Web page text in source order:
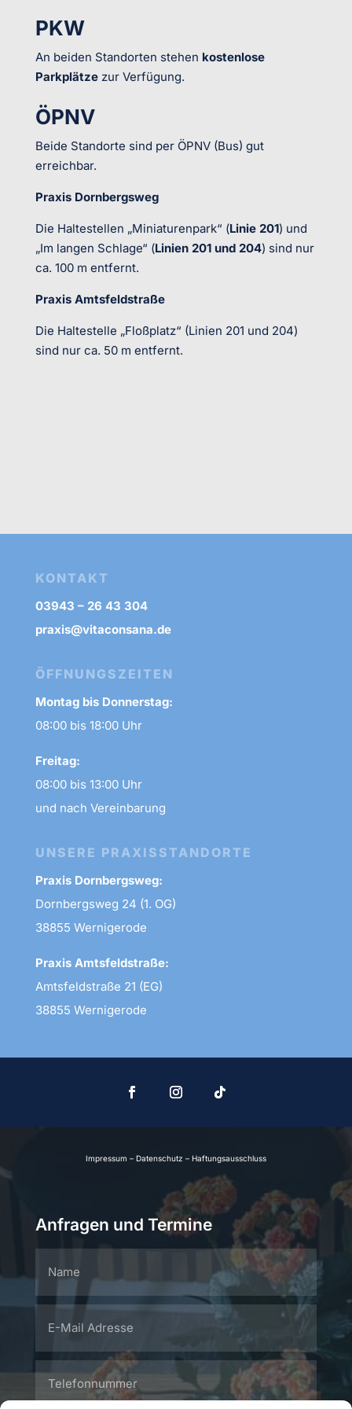
PKW
An beiden Standorten stehen kostenlose
Parkplätzezur Verfügung.
ÖPNV
Beide Standorte sind per ÖPNV (Bus) gut
erreichbar.
Praxis Dornbergsweg
Die Haltestellen „Miniaturenpark“ (Linie 201) und
„Im langen Schlage“ (Linien 201 und 204) sind nur
ca. 100 m entfernt.
Praxis Amtsfeldstraße
Die Haltestelle „Floßplatz“ (Linien 201 und 204)
sind nur ca. 50 m entfernt.
KONTAKT
03943 – 26 43 304
praxis@vitaconsana.de
ÖFFNUNGSZEITEN
Montag bis Donnerstag:
08:00 bis 18:00 Uhr
Freitag:
08:00 bis 13:00 Uhr
und nach Vereinbarung
UNSERE PRAXISSTANDORTE
Praxis Dornbergsweg:
Dornbergsweg 24 (1. OG)
38855 Wernigerode
Praxis Amtsfeldstraße:
Amtsfeldstraße 21 (EG)
38855 Wernigerode
Impressum – Datenschutz – Haftungsausschluss
Anfragen und Termine